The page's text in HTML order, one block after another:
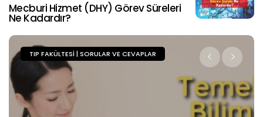
Mecburi Hizmet (DHY) Görev Süreleri
Ne Kadardır?
TIP FAKÜLTESI | SORULAR VE CEVAPLAR